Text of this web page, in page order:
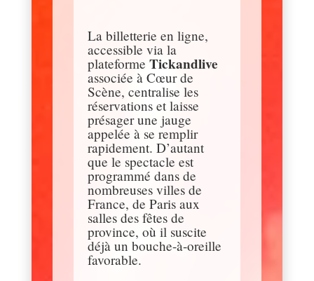
La billetterie en ligne,
accessible via la
plateforme Tickandlive
associée à Cœur de
Scène, centralise les
réservations et laisse
présager une jauge
appelée à se remplir
rapidement. D’autant
que le spectacle est
programmé dans de
nombreuses villes de
France, de Paris aux
salles des fêtes de
province, où il suscite
déjà un bouche-à-oreille
favorable.